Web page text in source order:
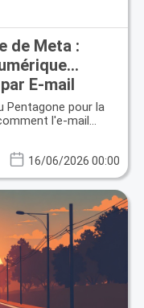
de Meta :
E-mail
Pentagone pour la
l'e-mail
16/06/2026 00:00